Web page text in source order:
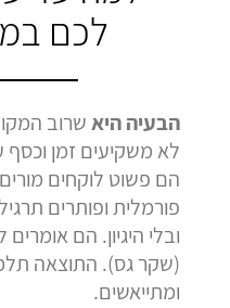
לכם
הבעיה היאשרוב
לא משקיעים זמן וכסף
הם פשוט לוקחים
פורמלית ופותרים
ובלי היגיון. הם
(שקר גס). התוצאה
ומתייאשים.